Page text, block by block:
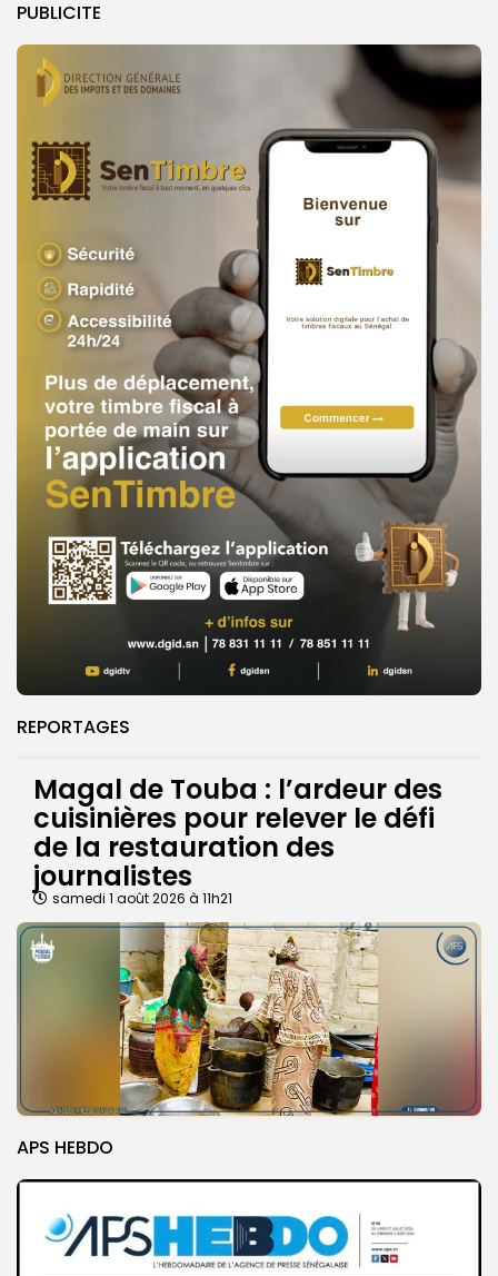
PUBLICITE
REPORTAGES
Magal de Touba : l’ardeur des
cuisinières pour relever le défi
de la restauration des
journalistes
samedi 1 août 2026 à 11h21
APS HEBDO